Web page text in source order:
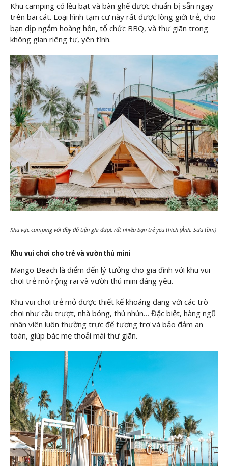
Khu camping có lều bạt và bàn ghế được chuẩn bị sẵn ngay
trên bãi cát. Loại hình tạm cư này rất được lòng giới trẻ, cho
bạn dịp ngắm hoàng hôn, tổ chức BBQ, và thư giãn trong
không gian riêng tư, yên tĩnh.
Khu vực camping với đầy đủ tiện ghi được rất nhiều bạn trẻ yêu thích (Ảnh: Sưu tầm)
Khu vui chơi cho trẻ và vườn thú mini
Mango Beach là điểm đến lý tưởng cho gia đình với khu vui
chơi trẻ mỏ rộng rãi và vườn thú mini đáng yêu.
Khu vui chơi trẻ mỏ được thiết kế khoáng đãng với các trò
chơi như cầu trượt, nhà bóng, thú nhún… Đặc biệt, hàng ngũ
nhân viên luôn thường trực để tương trợ và bảo đảm an
toàn, giúp bác mẹ thoải mái thư giãn.